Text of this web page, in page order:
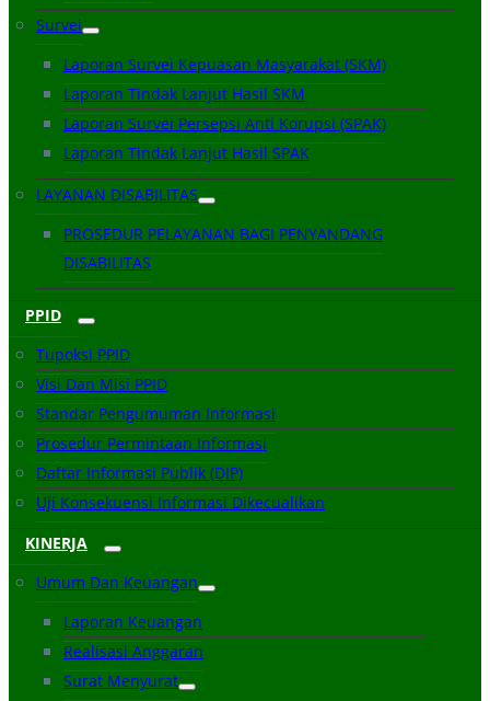
Survei
Laporan Survei Kepuasan Masyarakat (SKM)
Laporan Tindak Lanjut Hasil SKM
Laporan Survei Persepsi Anti Korupsi (SPAK)
Laporan Tindak Lanjut Hasil SPAK
LAYANAN DISABILITAS
PROSEDUR PELAYANAN BAGI PENYANDANG
DISABILITAS
PPID
Tupoksi PPID
Visi Dan Misi PPID
Standar Pengumuman Informasi
Prosedur Permintaan Informasi
Daftar Informasi Publik (DIP)
Uji Konsekuensi Informasi Dikecualikan
KINERJA
Umum Dan Keuangan
Laporan Keuangan
Realisasi Anggaran
Surat Menyurat